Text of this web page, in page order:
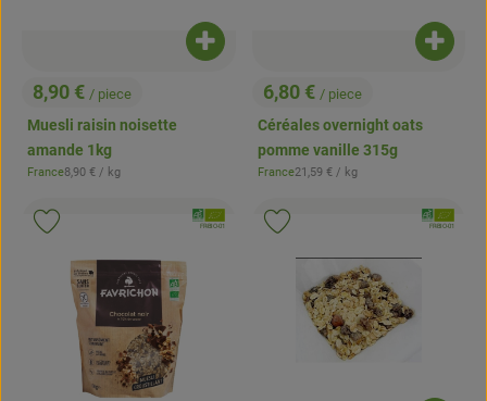
, Prix:
8,90 € / piece
Muesli raisin noisette
amande 1kg
, Origine:
France, Prix de référence:
8,90 € / kg
Ajouter le produit au panier
, Prix:
6,80 € / piece
Céréales overnight oats
pomme vanille 315g
, Origine:
France, Prix de référence:
21,59 € / kg
, Association:
, Autorité de contrôle:
FR-BIO-01
Ajouter le produit aux favoris
, , Autorité de contrôle:
FR-BIO-01
Ajouter le produit aux favoris